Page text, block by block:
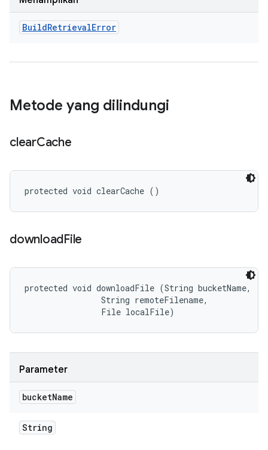
BuildRetrievalError
Metode yang dilindungi
clearCache
protected void clearCache ()
downloadFile
protected void downloadFile (String bucketName,
                String remoteFilename,
                File localFile)
Parameter
bucketName
String